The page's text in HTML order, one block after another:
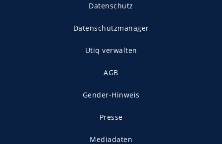
Datenschutz
Datenschutzmanager
Utiq verwalten
AGB
Gender-Hinweis
Presse
Mediadaten